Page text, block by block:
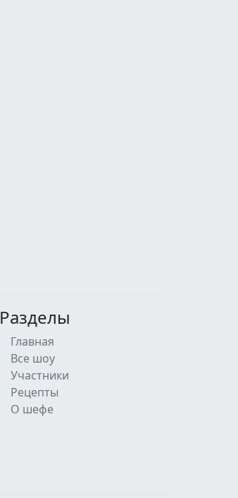
Разделы
Главная
Все шоу
Участники
Рецепты
О шефе